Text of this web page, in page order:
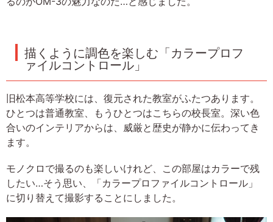
描くように調色を楽しむ「カラープロフ
ァイルコントロール」
旧松本高等学校には、復元された教室がふたつあります。
ひとつは普通教室、もうひとつはこちらの校長室。深い色
合いのインテリアからは、威厳と歴史が静かに伝わってき
ます。
モノクロで撮るのも楽しいけれど、この部屋はカラーで残
したい…そう思い、「カラープロファイルコントロール」
に切り替えて撮影することにしました。